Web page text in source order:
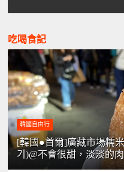
吃喝食記
韓國自由行
[韓國●首爾]廣藏市場糯
기)@不會很甜，淡淡的